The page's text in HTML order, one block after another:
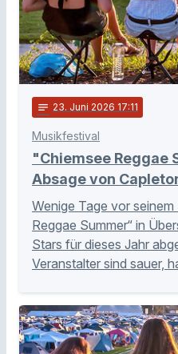
notes 23. Juni 2026 17:11
Musikfestival
"Chiemsee
Absage von
Wenige Tage vor
Reggae Summer“ in
Stars für dieses Jahr
Veranstalter sind sauer,